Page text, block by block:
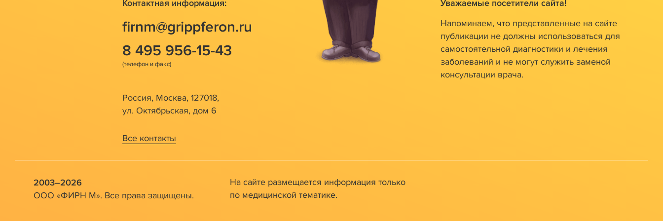
Контактная информация:
firnm@grippferon.ru
8 495 956-15-43
Россия, Москва, 127018,
ул. Октябрьская, дом 6
Уважаемые посетители сайта!
Напоминаем, что представленные на сайте
публикации не должны использоваться для
самостоятельной диагностики и лечения
заболеваний и не могут служить заменой
консультации врача.
Все контакты
2003–2026
ООО «ФИРН М». Все права защищены.
На сайте размещается информация только
по медицинской тематике.